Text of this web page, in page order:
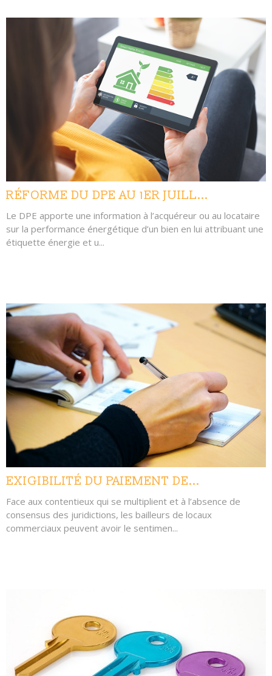
RÉFORME DU DPE AU 1ER JUILL...
Le DPE apporte une information à l’acquéreur ou au locataire
sur la performance énergétique d’un bien en lui attribuant une
étiquette énergie et u...
LIRE L'ARTICLE
EXIGIBILITÉ DU PAIEMENT DE...
Face aux contentieux qui se multiplient et à l’absence de
consensus des juridictions, les bailleurs de locaux
commerciaux peuvent avoir le sentimen...
LIRE L'ARTICLE
LIRE L'ARTICLE